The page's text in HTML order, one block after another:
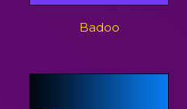
Badoo